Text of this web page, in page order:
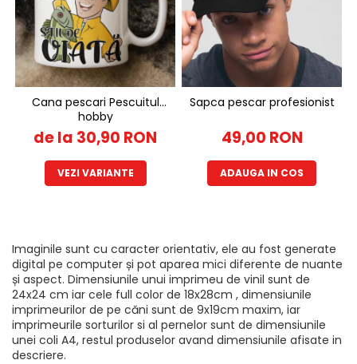
Cana pescari Pescuitul
hobby
de la 30,90 RON
VEZI VARIANTE
Sapca pescar profesionist
49,00 RON
ADAUGA IN COS
Imaginile sunt cu caracter orientativ, ele au fost generate
digital pe computer și pot aparea mici diferente de nuante
și aspect. Dimensiunile unui imprimeu de vinil sunt de
24x24 cm iar cele full color de 18x28cm , dimensiunile
imprimeurilor de pe căni sunt de 9x19cm maxim, iar
imprimeurile sorturilor si al pernelor sunt de dimensiunile
unei coli A4, restul produselor avand dimensiunile afisate in
descriere.